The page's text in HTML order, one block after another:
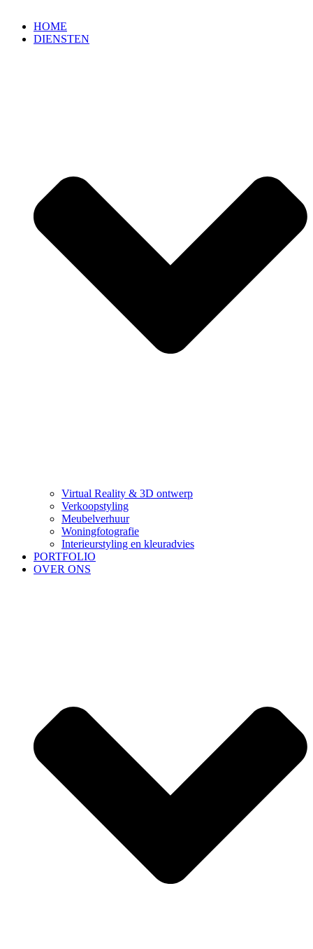
HOME
DIENSTEN
Virtual Reality & 3D ontwerp
Verkoopstyling
Meubelverhuur
Woningfotografie
Interieurstyling en kleuradvies
PORTFOLIO
OVER ONS